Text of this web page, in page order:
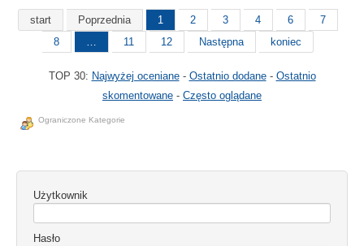
start Poprzednia 1 2 3 4 6
7
8
… 11 12 Następna koniec
TOP 30: Najwyżej oceniane- Ostatnio dodane- Ostatnio
skomentowane - Często oglądane
Ograniczone Kategorie
Użytkownik
Hasło